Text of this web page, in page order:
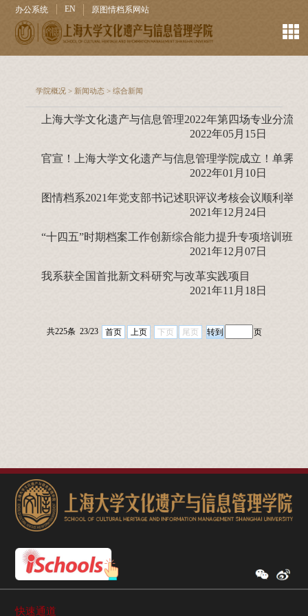
办公系统 EN 原图情档系网站
学院概况 > 新闻动态 >综合新闻
上海大学文化遗产与信息管理2022年第四场专业分流
2022年05月15日
官宣！上海大学文化遗产与信息管理学院成立！单霁
2022年01月10日
图情档系2021年党支部书记述职评议考核会议顺利举行
2021年12月24日
“十四五”时期档案工作创新综合能力提升专项培训班顺
2021年12月07日
我系获全国首批新文科研究与改革实践项目
2021年11月18日
共225条 23/23 首页 上页 下页 尾页 页
快速通道